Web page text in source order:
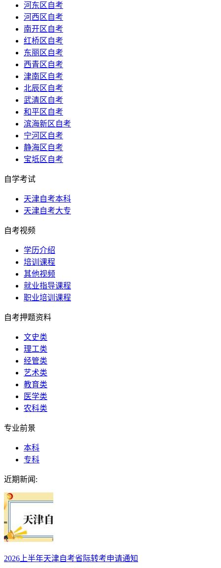
河东区自考
河西区自考
南开区自考
红桥区自考
东丽区自考
西青区自考
津南区自考
北辰区自考
武清区自考
和平区自考
滨海新区自考
宁河区自考
静海区自考
宝坻区自考
自学考试
天津自考本科
天津自考大专
自考视频
学历介绍
培训课程
其他视频
就业指导课程
职业培训课程
自考押题资料
文史类
理工类
经管类
艺术类
教育类
医学类
农科类
专业前景
本科
专科
近期新闻:
2026上半年天津自考省际转考申请通知